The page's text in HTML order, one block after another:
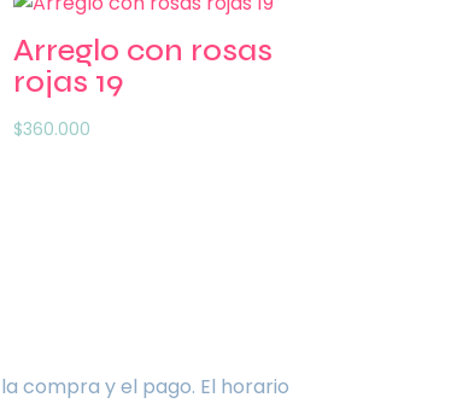
Arreglo con rosas
rojas 19
$360.000
compra y el pago. El horario